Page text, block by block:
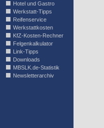
Hotel und Gastro
Werkstatt-Tipps
Reifenservice
Werkstattkosten
KfZ-Kosten-Rechner
Felgenkalkulator
Link-Tipps
Downloads
MBSLK.de-Statistik
Newsletterarchiv